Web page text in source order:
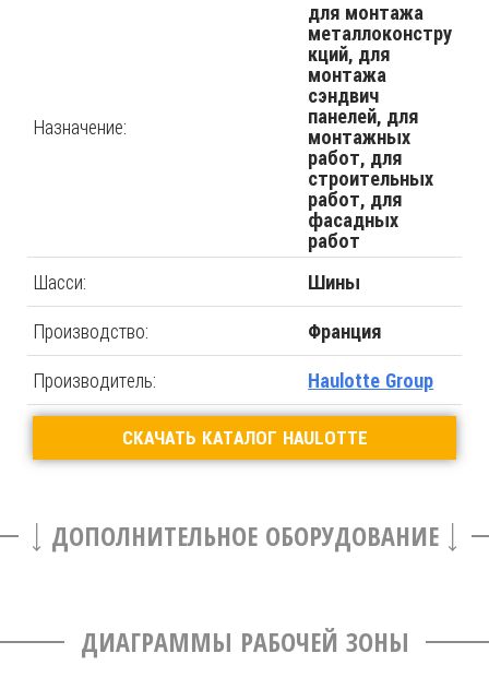
Назначение:
для монтажа
металлоконстру
кций, для
монтажа
сэндвич
панелей, для
монтажных
работ, для
строительных
работ, для
фасадных
работ
Шасси: Шины
Производство: Франция
Производитель: Haulotte Group
СКАЧАТЬ КАТАЛОГ HAULOTTE
ДОПОЛНИТЕЛЬНОЕ ОБОРУДОВАНИЕ
ДИАГРАММЫ РАБОЧЕЙ ЗОНЫ